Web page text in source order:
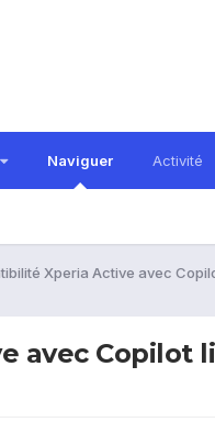
Naviguer Activité
Xperia Active avec
avec Copilot